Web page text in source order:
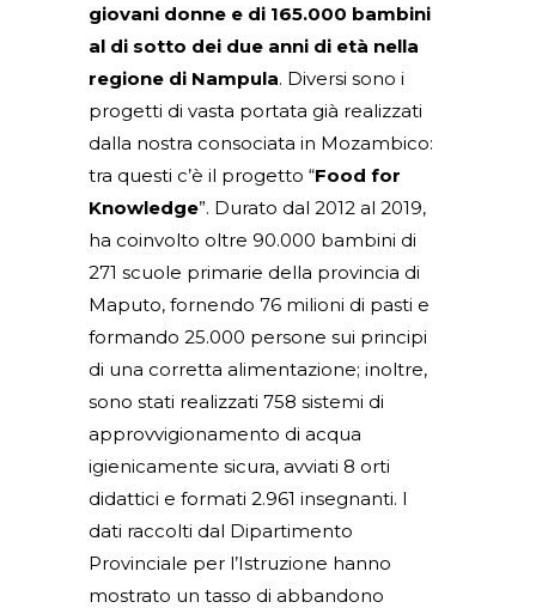
giovani donne e di 165.000 bambini
al di sotto dei due anni di età nella
regione di Nampula. Diversi sono i
progetti di vasta portata già realizzati
dalla nostra consociata in Mozambico:
tra questi c’è il progetto “Food for
Knowledge”. Durato dal 2012 al 2019,
ha coinvolto oltre 90.000 bambini di
271 scuole primarie della provincia di
Maputo, fornendo 76 milioni di pasti e
formando 25.000 persone sui principi
di una corretta alimentazione; inoltre,
sono stati realizzati 758 sistemi di
approvvigionamento di acqua
igienicamente sicura, avviati 8 orti
didattici e formati 2.961 insegnanti. I
dati raccolti dal Dipartimento
Provinciale per l’Istruzione hanno
mostrato un tasso di abbandono